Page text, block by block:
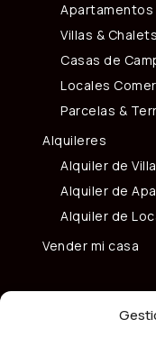
Apartamentos
Villas & Chalets
Casas de
Locales
Parcelas &
Alquileres
Alquiler de
Alquiler de
Alquiler de
Vender mi casa